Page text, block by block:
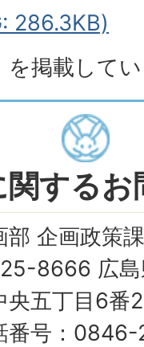
286.3KB)
を掲載して
関する
部 企画政策課
8666 広島
央五丁目6番
番号：